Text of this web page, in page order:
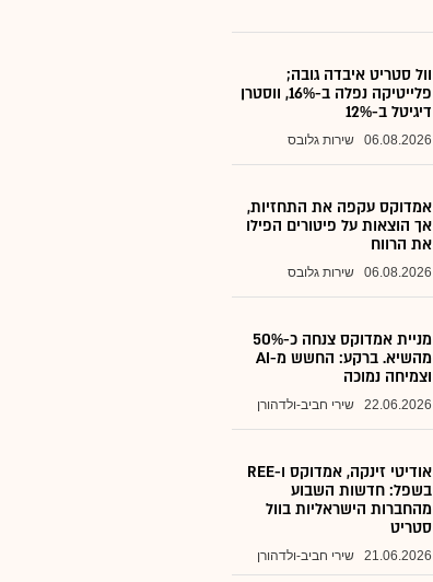
וול סטריט איבדה גובה;
פלייטיקה נפלה ב-16%, ווסטרן
דיגיטל ב-12%
06.08.2026 שירות גלובס
אמדוקס עקפה את התחזיות,
אך הוצאות על פיטורים הפילו
את הרווח
06.08.2026 שירות גלובס
מניית אמדוקס צנחה כ-50%
מהשיא. ברקע: החשש מ-AI
וצמיחה נמוכה
22.06.2026 שירי חביב-ולדהורן
אודיטי זינקה, אמדוקס ו-REE
בשפל: חדשות השבוע
מהחברות הישראליות בוול
סטריט
21.06.2026 שירי חביב-ולדהורן